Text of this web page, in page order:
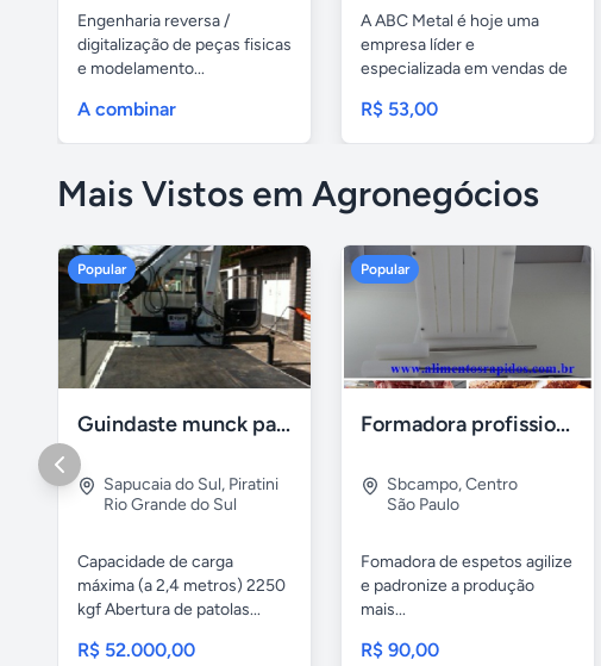
Engenharia reversa /
digitalização de peças fisicas
e modelamento...
A combinar
A ABC Metal é hoje uma
empresa líder e
especializada em vendas de
R$ 53,00
Mais Vistos em Agronegócios
Popular
Guindaste munck para 2 toneladas
Sapucaia do Sul, Piratini
Rio Grande do Sul
Capacidade de carga
máxima (a 2,4 metros) 2250
kgf Abertura de patolas...
R$ 52.000,00
Popular
Formadora profissional carne
Sbcampo,Centro
São Paulo
Fomadora de espetos agilize
e padronize a produção
mais...
R$ 90,00